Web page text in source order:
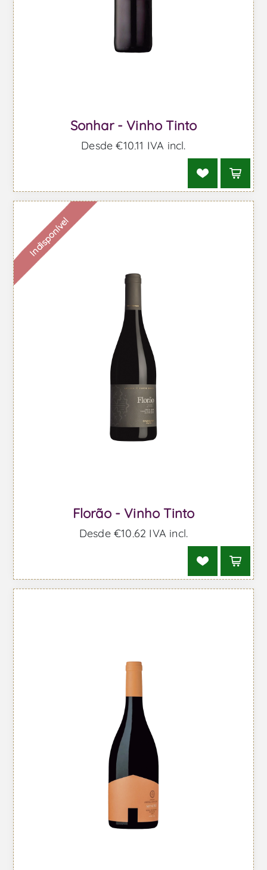
Sonhar - Vinho Tinto
Desde €10,11 IVA incl.
Indisponível
Florão - Vinho Tinto
Desde €10,62 IVA incl.